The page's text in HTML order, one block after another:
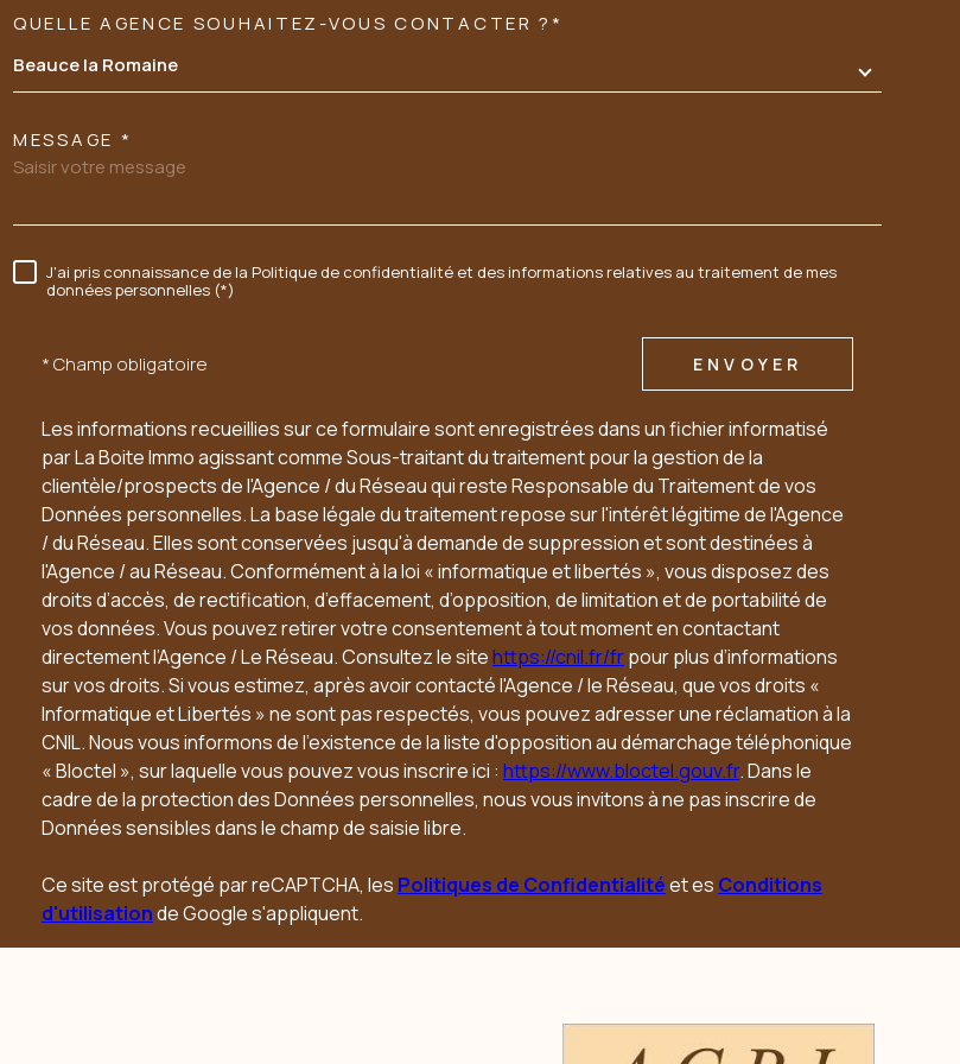
37 FAUBOURG CHARTRAIN
VENDOME
1 PLACE DE L'EGLISE OUZOUER LE MARCHÉ
TRAD_MELTEM_VOREDEMANDE
QUELLE AGENCE SOUHAITEZ-VOUS CONTACTER ?*
Beauce la Romaine
MESSAGE *
RÈGLEMENTATION
J'ai pris connaissance de la Politique de confidentialité et des informations relatives au traitement de mes
données personnelles (*)
* Champ obligatoire ENVOYER
Les informations recueillies sur ce formulaire sont enregistrées dans un fichier informatisé
par La Boite Immo agissant comme Sous-traitant du traitement pour la gestion de la
clientèle/prospects de l'Agence / du Réseau qui reste Responsable du Traitement de vos
Données personnelles. La base légale du traitement repose sur l'intérêt légitime de l'Agence
/ du Réseau. Elles sont conservées jusqu'à demande de suppression et sont destinées à
l'Agence / au Réseau. Conformément à la loi « informatique et libertés », vous disposez des
droits d’accès, de rectification, d’effacement, d’opposition, de limitation et de portabilité de
vos données. Vous pouvez retirer votre consentement à tout moment en contactant
directement l’Agence / Le Réseau. Consultez le sitehttps://cnil.fr/frpour plus d’informations
sur vos droits. Si vous estimez, après avoir contacté l'Agence / le Réseau, que vos droits «
Informatique et Libertés » ne sont pas respectés, vous pouvez adresser une réclamation à la
CNIL. Nous vous informons de l’existence de la liste d'opposition au démarchage téléphonique
« Bloctel », sur laquelle vous pouvez vous inscrire ici : https://www.bloctel.gouv.fr. Dans le
cadre de la protection des Données personnelles, nous vous invitons à ne pas inscrire de
Données sensibles dans le champ de saisie libre.
Ce site est protégé par reCAPTCHA, les Politiques de Confidentialitéet es Conditions
d'utilisationde Google s'appliquent.